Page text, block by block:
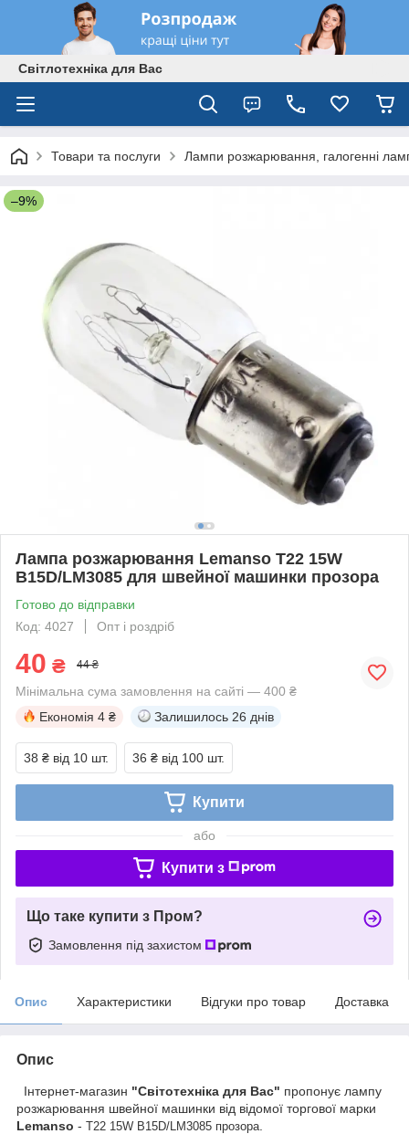
Світлотехніка для Вас
Товари та послуги Лампи розжарювання, галогенні
–9%
Лампа розжарювання Lemanso T22 15W
B15D/LM3085 для швейної машинки прозора
Готово до відправки
Код: 4027
Опт і роздріб
40 ₴ 44 ₴
Мінімальна сума замовлення на сайті — 400 ₴
Економія 4 ₴ Залишилось 26 днів
38 ₴ від 10 шт. 36 ₴ від 100 шт.
Купити
або
Купити з
Що таке купити з Пром?
Замовлення під захистом
Опис Характеристики Відгуки про товар Доставка
Опис
Інтернет-магазин "Світотехніка для Вас" пропонує лампу
розжарювання швейної машинки від відомої торгової марки
Lemanso - T22 15W B15D/LM3085 прозора